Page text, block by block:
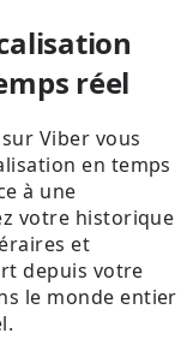
réel
Viber vous
en temps
à une
votre historique
et
depuis votre
le monde entier